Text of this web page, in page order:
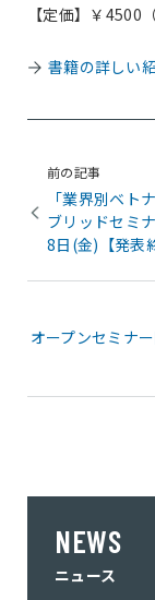
【定価】￥4500
書籍の詳しい
前の記事
「業界別ベト
ブリッドセミ
8日(金)【発表
オープンセミナ
NEWS
ニュース